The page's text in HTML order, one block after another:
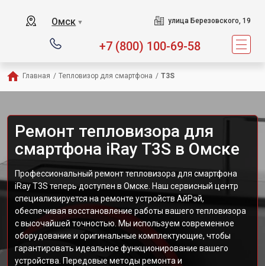
Омск ▼ улица Березовского, 19
+7 (800) 100-69-58
Главная / Тепловизор для смартфона / T3S
Ремонт тепловизора для
смартфона iRay T3S в Омске
Профессиональный ремонт тепловизора для смартфона
iRay T3S теперь доступен в Омске. Наш сервисный центр
специализируется на ремонте устройств АйРэй,
обеспечивая восстановление работы вашего тепловизора
с высочайшей точностью. Мы используем современное
оборудование и оригинальные комплектующие, чтобы
гарантировать идеальное функционирование вашего
устройства. Передовые методы ремонта и